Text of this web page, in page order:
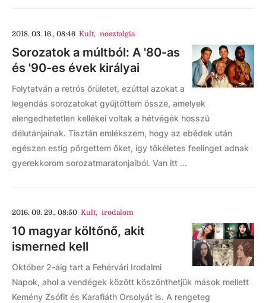
2018. 03. 16., 08:46 Kult, nosztalgia
Sorozatok a múltból: A '80-as
és '90-es évek királyai
Folytatván a retrós őrületet, ezúttal azokat a
legendás sorozatokat gyűjtöttem össze, amelyek
elengedhetetlen kellékei voltak a hétvégék hosszú
délutánjainak. Tisztán emlékszem, hogy az ebédek után
egészen estig pörgettem őket, így tökéletes feelinget adnak
gyerekkorom sorozatmaratonjaiból. Van itt ...
2016. 09. 29., 08:50 Kult, irodalom
10 magyar költőnő, akit
ismerned kell
Október 2-áig tart a Fehérvári Irodalmi
Napok, ahol a vendégek között köszönthetjük mások mellett
Kemény Zsófit és Karafiáth Orsolyát is. A rengeteg